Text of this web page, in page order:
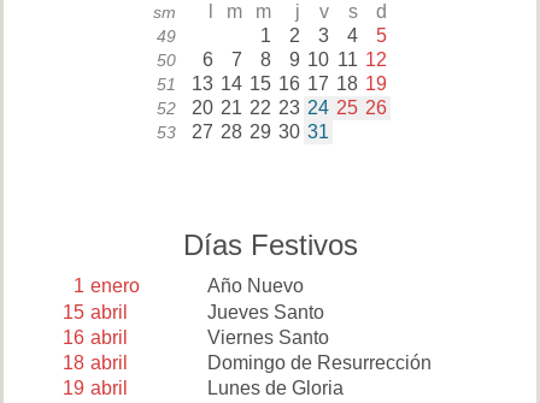
sm m m j v s d
49 1 2 3 4 5
50 6 7 8 9 10 11 12
51 13 14 15 16 17 18 19
52 20 21 22 23 24 25 26
53 27 28 29 30 31
Días Festivos
1 enero
Año Nuevo
15 abril
Jueves Santo
16 abril
Viernes Santo
18 abril
Domingo de Resurrección
19 abril
Lunes de Gloria